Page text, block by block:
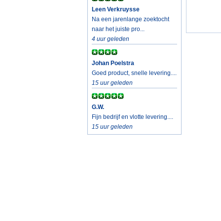
Leen Verkruysse
Na een jarenlange zoektocht
naar het juiste pro...
4 uur geleden
Johan Poelstra
Goed product, snelle levering....
15 uur geleden
G.W.
Fijn bedrijf en vlotte levering....
15 uur geleden